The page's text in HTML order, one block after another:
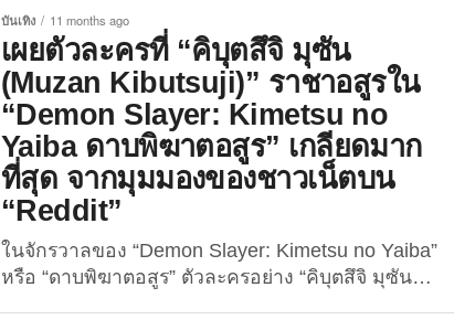
เป็นผู้อยู่เบื้องหลังการสร้าง “12 อสูรจันทรา” แต่
เพื่อน ๆ รู้หรือไม่ว่า “มุซัน”...
บันเทิง 11 months ago
เผยตัวละครที่ “คิบุตสึจิ มุซัน
(Muzan Kibutsuji)” ราชาอสูรใน
“Demon Slayer: Kimetsu no
Yaiba ดาบพิฆาตอสูร” เกลียดมาก
ที่สุด จากมุมมองของชาวเน็ตบน
“Reddit”
ในจักรวาลของ “Demon Slayer: Kimetsu no Yaiba”
หรือ “ดาบพิฆาตอสูร” ตัวละครอย่าง “คิบุตสึจิ มุซัน